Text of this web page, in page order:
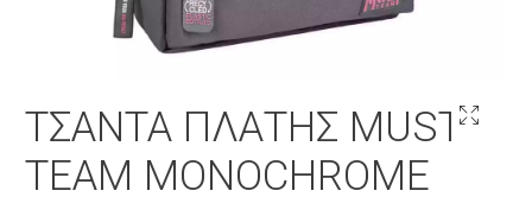
ΤΣΆΝΤΑ ΠΛΆΤΗΣ MUST
TEAM MONOCHROME